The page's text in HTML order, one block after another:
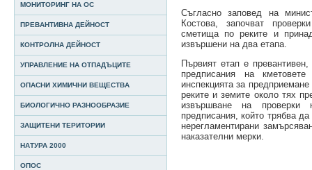
МОНИТОРИНГ НА ОС
ПРЕВАНТИВНА ДЕЙНОСТ
КОНТРОЛНА ДЕЙНОСТ
УПРАВЛЕНИЕ НА ОТПАДЪЦИТЕ
ОПАСНИ ХИМИЧНИ ВЕЩЕСТВА
БИОЛОГИЧНО РАЗНООБРАЗИЕ
ЗАЩИТЕНИ ТЕРИТОРИИ
НАТУРА 2000
ОПОС
Съгласно заповед на
Костова, започват
сметища по реките и
извършени на два етапа.
Първият етап е
предписания на
инспекцията за
реките и земите около тях
извършване на
предписания, който трябва
нерегламентирани
наказателни мерки.